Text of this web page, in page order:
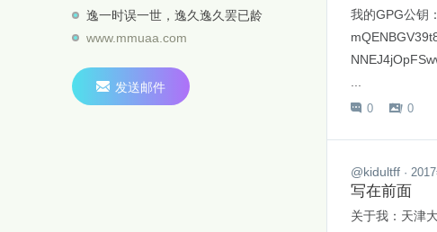
逸一时误一世，逸久逸久罢已龄
www.mmuaa.com
 发送邮件
我的GPG公钥
 0  0
@kidultff ·
写在前面
关于我：天津